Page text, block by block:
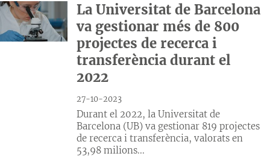
La Universitat de Barcelona
va gestionar més de 800
projectes de recerca i
transferència durant el
2022
27-10-2023
Durant el 2022, la Universitat de
Barcelona (UB) va gestionar 819 projectes
de recerca i transferència, valorats en
53,98 milions...